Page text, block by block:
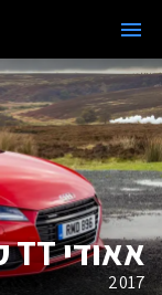
אאודי TT קופה
2017